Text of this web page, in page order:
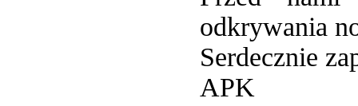
odkrywania
Serdecznie
APK